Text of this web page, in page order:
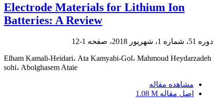
Electrode Materials for Lithium Ion
Batteries: A Review
دوره 51، شماره 1، شهریور 2018، صفحه 1-12
Elham Kamali-Heidari، Ata Kamyabi-Gol، Mahmoud Heydarzadeh
sohi، Abolghasem Ataie
مشاهده مقاله
اصل مقاله 1.08 M